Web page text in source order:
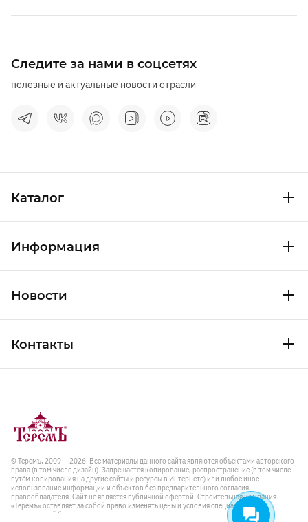
Следите за нами в соцсетях
полезные и актуальные новости отрасли
Каталог
Информация
Новости
Контакты
© Теремъ, 2009 — 2026. Все материалы данного сайта являются объектами авторского
права (в том числе дизайн). Запрещается копирование, распространение (в том числе
путём копирования на другие сайты и ресурсы в Интернете) или любое иное
использование информации и объектов без предварительного согласия
правообладателя. Cайт не является публичной офертой. Строительная компания
«Теремъ» оставляет за собой право изменять цены и условия специальных
предложений без предварительного уведомления.